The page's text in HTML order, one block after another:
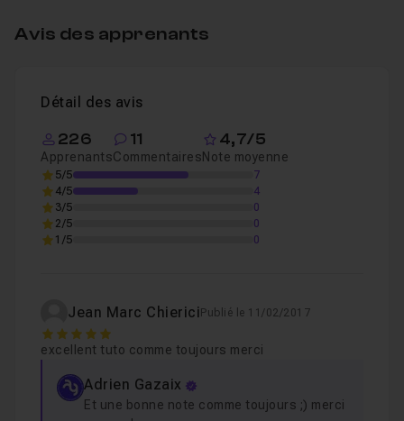
Avis des apprenants
Détail des avis
226
Apprenants
11
Commentaires
4,7/5
Note moyenne
5/5
7
4/5
4
3/5
0
2/5
0
1/5
0
Jean Marc Chierici Publié le 11/02/2017
5
excellent tuto comme toujours merci
Adrien Gazaix
Et une bonne note comme toujours ;) merci